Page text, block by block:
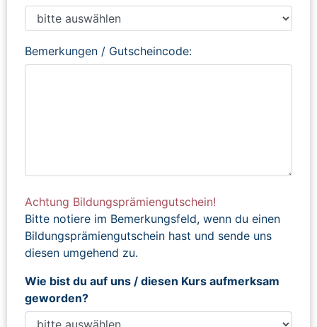
Bemerkungen / Gutscheincode:
Achtung Bildungsprämiengutschein!
Bitte notiere im Bemerkungsfeld, wenn du einen
Bildungsprämiengutschein hast und sende uns
diesen umgehend zu.
Wie bist du auf uns / diesen Kurs aufmerksam
geworden?